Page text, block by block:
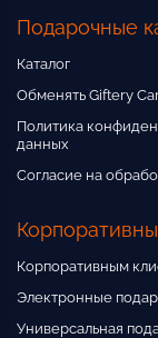
Подарочные
Каталог
Обменять Giftery
Политика
данных
Согласие на
Корпоративным
Электронные
Универсальная